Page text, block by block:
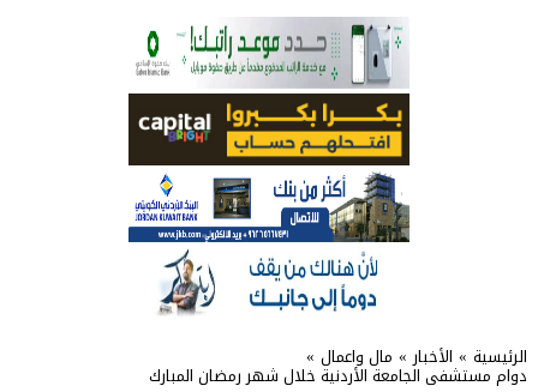
العلمية الثقافية الأردنية
حملة للتبرع بالدم في جامعة الزيتونة الأردنية
الرئيسية » الأخبار » مال واعمال »
دوام مستشفى الجامعة الأردنية خلال شهر رمضان المبارك